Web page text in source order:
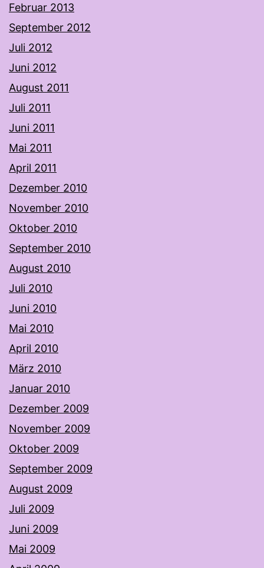
Februar 2013
September 2012
Juli 2012
Juni 2012
August 2011
Juli 2011
Juni 2011
Mai 2011
April 2011
Dezember 2010
November 2010
Oktober 2010
September 2010
August 2010
Juli 2010
Juni 2010
Mai 2010
April 2010
März 2010
Januar 2010
Dezember 2009
November 2009
Oktober 2009
September 2009
August 2009
Juli 2009
Juni 2009
Mai 2009